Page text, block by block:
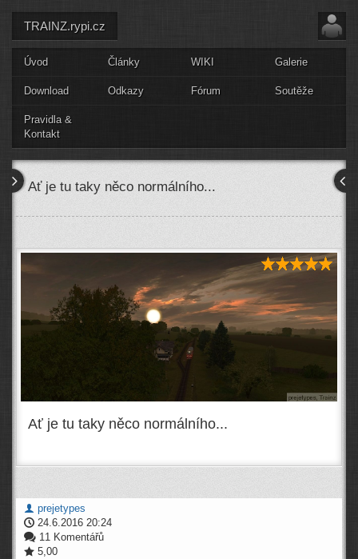
TRAINZ.rypi.cz
Úvod Články WIKI Galerie
Download Odkazy Fórum Soutěže
Pravidla &
Kontakt
Ať je tu taky něco normálního...
Ať je tu taky něco normálního...
prejetypes
24.6.2016 20:24
11 Komentářů
5,00